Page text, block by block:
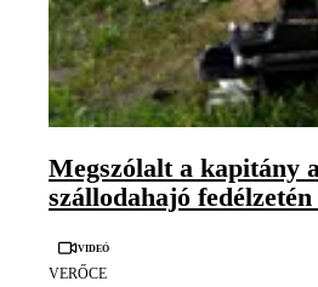
Megszólalt a kapitány
szállodahajó
Videó
VERŐCE